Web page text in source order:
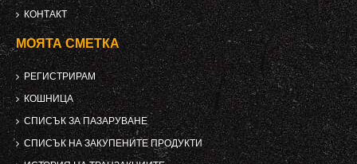
КОНТАКТ
МОЯТА СМЕТКА
РЕГИСТРИРАМ
КОШНИЦА
СПИСЪК ЗА ПАЗАРУВАНЕ
СПИСЪК НА ЗАКУПЕНИТЕ ПРОДУКТИ